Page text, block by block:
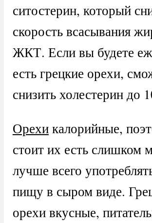
ситостерин, который
скорость всасывания
ЖКТ. Если вы будете
есть грецкие орехи,
снизить холестерин до
Орехикалорийные,
стоит их есть слишком
лучше всего
пищу в сыром виде.
орехи вкусные,